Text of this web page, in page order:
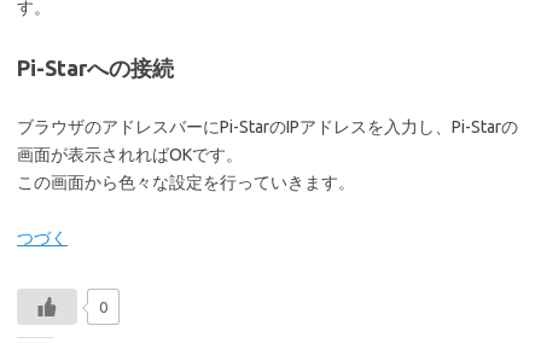
す。
Pi-Starへの接続
ブラウザのアドレスバーにPi-StarのIPアドレスを入力し、Pi-Starの
画面が表示されればOKです。
この画面から色々な設定を行っていきます。
つづく
0